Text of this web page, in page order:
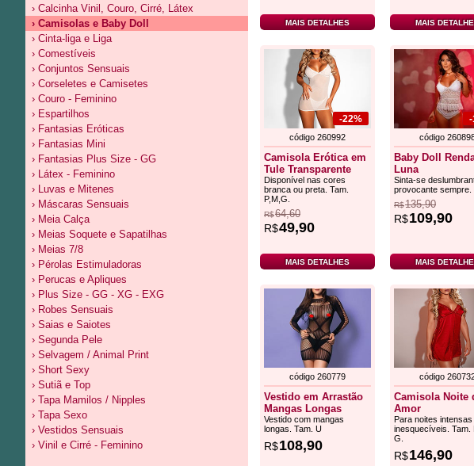
› Calcinha Vinil, Couro, Cirré, Látex
› Camisolas e Baby Doll
› Cinta-liga e Liga
› Comestíveis
› Conjuntos Sensuais
› Corseletes e Camisetes
› Couro - Feminino
› Espartilhos
› Fantasias Eróticas
› Fantasias Mini
› Fantasias Plus Size - GG
› Látex - Feminino
› Luvas e Mitenes
› Máscaras Sensuais
› Meia Calça
› Meias Soquete e Sapatilhas
› Meias 7/8
› Pérolas Estimuladoras
› Perucas e Apliques
› Plus Size - GG - XG - EXG
› Robes Sensuais
› Saias e Saiotes
› Segunda Pele
› Selvagem / Animal Print
› Short Sexy
› Sutiã e Top
› Tapa Mamilos / Nipples
› Tapa Sexo
› Vestidos Sensuais
› Vinil e Cirré - Feminino
MAIS DETALHES MAIS
-22%
código 260992
Camisola Erótica em
Tule Transparente
Disponível nas cores
branca ou preta. Tam.
P,M,G.
R$64,60
R$49,90
MAIS DETALHES
código
Baby Doll
Luna
Sinta-se
provocante sempre.
R$135,90
R$109,90
MAIS
código 260779
Vestido em Arrastão
Mangas Longas
Vestido com mangas
longas. Tam. U
R$108,90
código
Camisola Noite
Amor
Para noites intensas
inesquecíveis. Tam.
G.
R$146,90